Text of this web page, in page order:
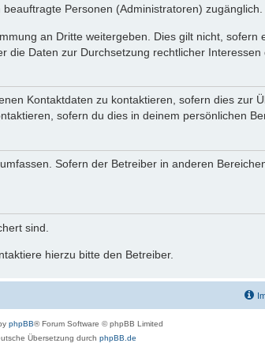
Personen (Administratoren) zugänglich.
an Dritte weitergeben. Dies gilt nicht,
Daten zur Durchsetzung rechtlicher Interessen
Kontaktdaten zu kontaktieren, sofern dies zur
sofern du dies in deinem persönlichen
Sofern der Betreiber in anderen
sind.
hierzu bitte den Betreiber.
phpBB® Forum Software © phpBB Limited
Übersetzung durch phpBB.de